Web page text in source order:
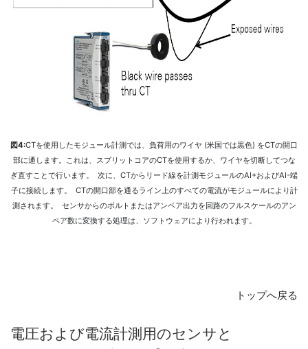
図4:CTを使用したモジュール計測では、負荷用のワイヤ (米国では黒色) をCTの開口
部に通します。これは、スプリットコアのCTを使用するか、ワイヤを切断してつな
ぎ直すことで行います。 次に、CTからリード線を計測モジュールのAI+およびAI-端
子に接続します。 CTの開口部を通るライン上のすべての電流がモジュールにより計
測されます。 センサからのボルトまたはアンペア出力を回路のフルスケールのアン
ペア数に変換する処理は、ソフトウェアにより行われます。
トップへ戻る
電圧および電流計測 用のセンサ と